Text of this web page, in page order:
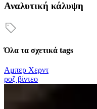
Αναλυτική κάλυψη
Όλα τα σχετικά tags
Αμπερ Χερντ
ροζ βίντεο